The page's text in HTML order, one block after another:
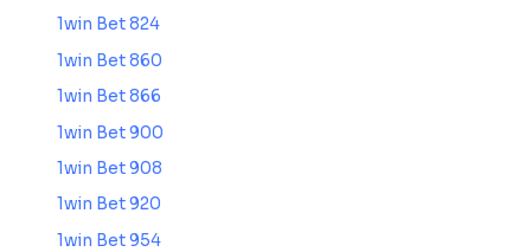
1win Bet 824
1win Bet 860
1win Bet 866
1win Bet 900
1win Bet 908
1win Bet 920
1win Bet 954